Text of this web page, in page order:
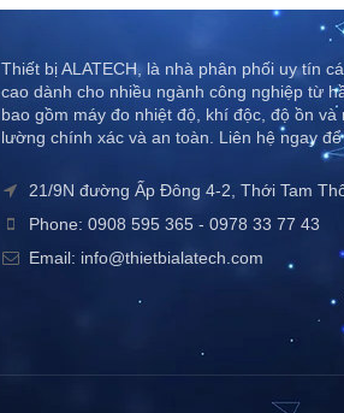
Thiết bị ALATECH, là nhà phân phối uy tín
cao dành cho nhiều ngành công nghiệp từ
bao gồm máy đo nhiệt độ, khí độc, độ ồn
lường chính xác và an toàn. Liên hệ ngay
21/9N đường Ấp Đông 4-2, Thới Tam
Phone: 0908 595 365 - 0978 33 77 43
Email: info@thietbialatech.com